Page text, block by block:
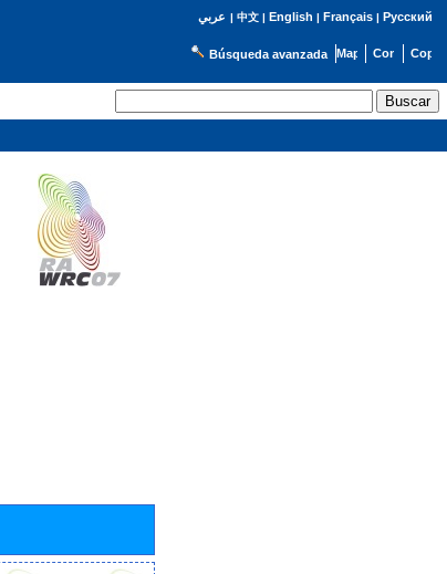
عربي | 中文| English | Français| Русский
Búsqueda avanzada